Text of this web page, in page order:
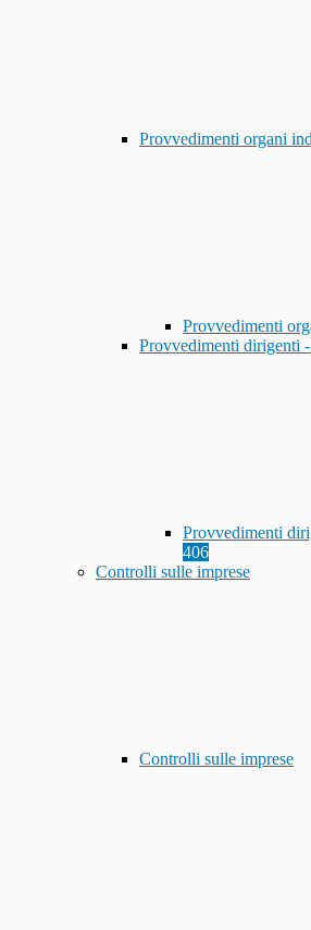
Provvedimenti organi
Provvedimenti
Provvedimenti dirigenti
Provvedimenti
406
Controlli sulle imprese
Controlli sulle imprese